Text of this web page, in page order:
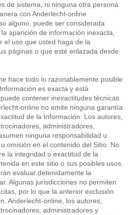
de sistema, ni ninguna otra persona
con Anderlecht-online
alguno, puede ser considerada
aparición de información inexacta,
el uso que usted haga de la
páginas o que esté enlazada desde
hace todo lo razonablemente posible
es exacta y está
contener inexactitudes técnicas
online no emite ninguna garantía
de la Información. Los autores,
administradores,
ninguna responsabilidad u
omisión en el contenido del Sitio. No
la integridad o exactitud de la
en este sitio o sus posibles usos.
evaluar detenidamente la
Algunas jurisdicciones no permiten
por lo que la anterior exclusión
Anderlecht-online, los autores,
administradores y